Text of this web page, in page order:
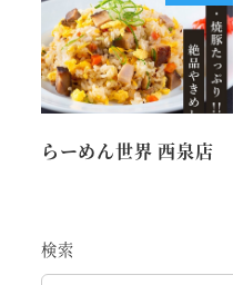
らーめん世界 西泉店
検索